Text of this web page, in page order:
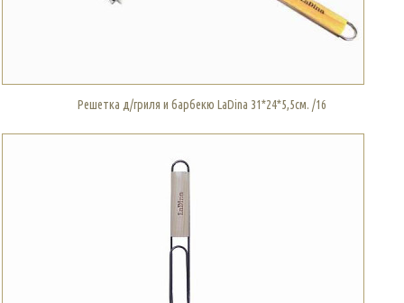
Решетка д/гриля и барбекю LaDina 31*24*5,5см. /16